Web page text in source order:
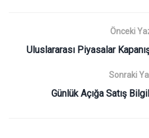
Önceki
Uluslararası Piyasalar
Sonraki
Günlük Açığa Satış